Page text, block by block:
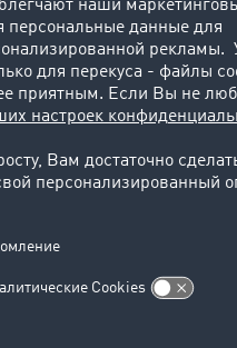
обязательств.
для выполнения
почте
Электронные письма
,
мы получаем
Как только мы